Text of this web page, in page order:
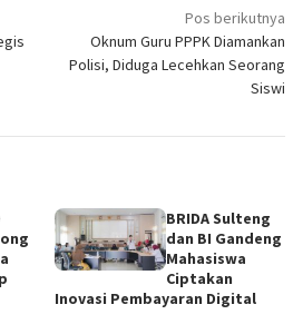
Pos berikutnya
Oknum Guru PPPK Diamankan
Polisi, Diduga Lecehkan Seorang
Siswi
BRIDA Sulteng
dan BI Gandeng
Mahasiswa
Ciptakan
Inovasi Pembayaran Digital